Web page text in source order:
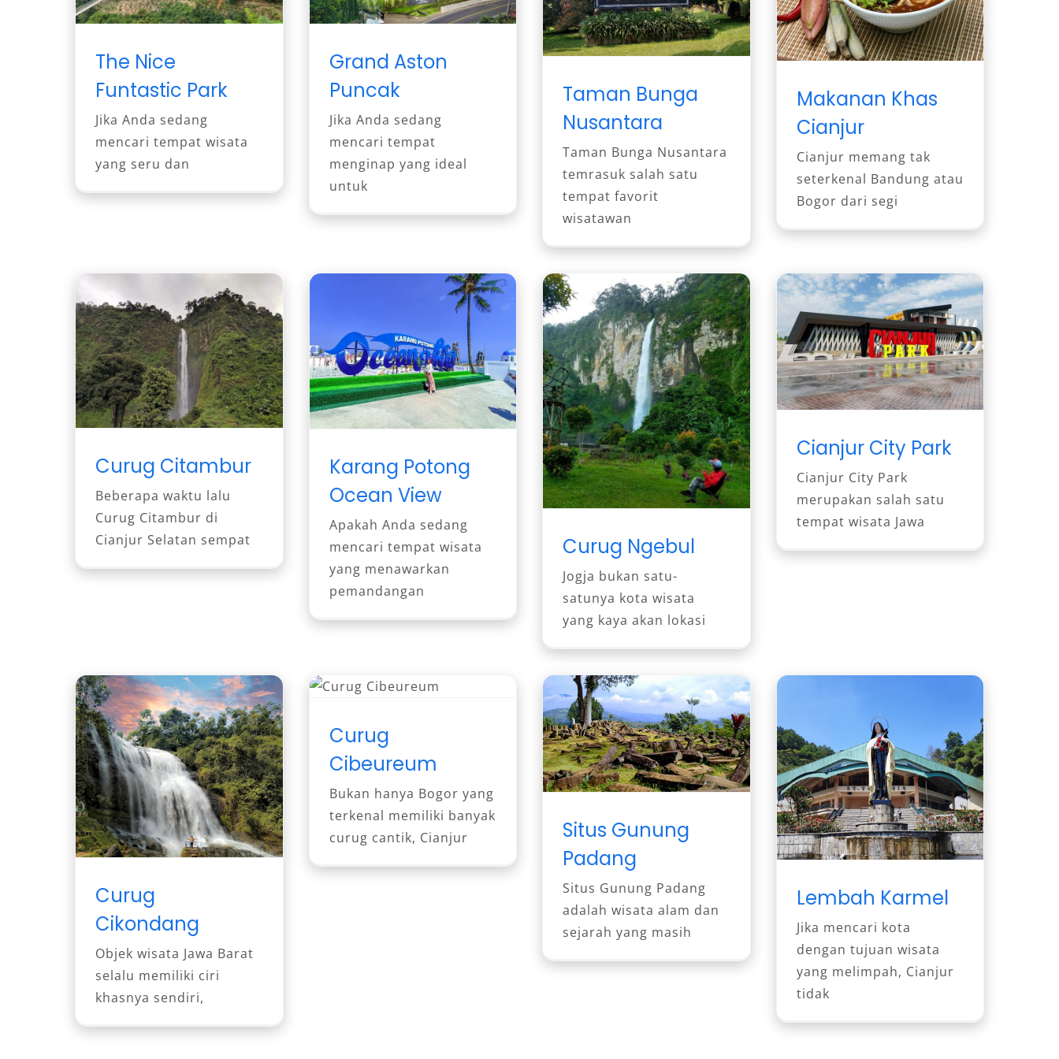
The Nice
Funtastic Park
Jika Anda sedang
mencari tempat wisata
yang seru dan
Grand Aston
Puncak
Jika Anda sedang
mencari tempat
menginap yang ideal
untuk
Taman Bunga
Nusantara
Taman Bunga Nusantara
temrasuk salah satu
tempat favorit
wisatawan
Makanan Khas
Cianjur
Cianjur memang tak
seterkenal Bandung atau
Bogor dari segi
Curug Citambur
Beberapa waktu lalu
Curug Citambur di
Cianjur Selatan sempat
Karang Potong
Ocean View
Apakah Anda sedang
mencari tempat wisata
yang menawarkan
pemandangan
Curug Ngebul
Jogja bukan satu-
satunya kota wisata
yang kaya akan lokasi
Cianjur City Park
Cianjur City Park
merupakan salah satu
tempat wisata Jawa
Curug
Cikondang
Objek wisata Jawa Barat
selalu memiliki ciri
khasnya sendiri,
Curug
Cibeureum
Bukan hanya Bogor yang
terkenal memiliki banyak
curug cantik, Cianjur
Situs Gunung
Padang
Situs Gunung Padang
adalah wisata alam dan
sejarah yang masih
Lembah Karmel
Jika mencari kota
dengan tujuan wisata
yang melimpah, Cianjur
tidak